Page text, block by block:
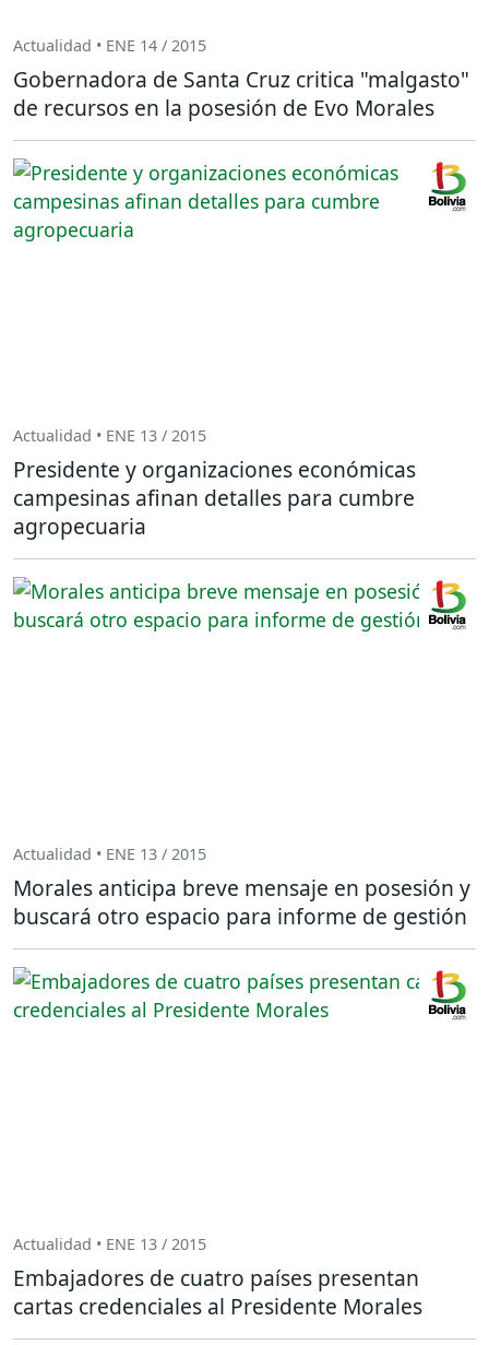
Actualidad • ENE 14 / 2015
Gobernadora de Santa Cruz critica "malgasto"
de recursos en la posesión de Evo Morales
Actualidad • ENE 13 / 2015
Presidente y organizaciones económicas
campesinas afinan detalles para cumbre
agropecuaria
Actualidad • ENE 13 / 2015
Morales anticipa breve mensaje en posesión y
buscará otro espacio para informe de gestión
Actualidad • ENE 13 / 2015
Embajadores de cuatro países presentan
cartas credenciales al Presidente Morales